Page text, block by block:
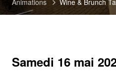
Animations Wine & Brunch
Samedi 16 mai